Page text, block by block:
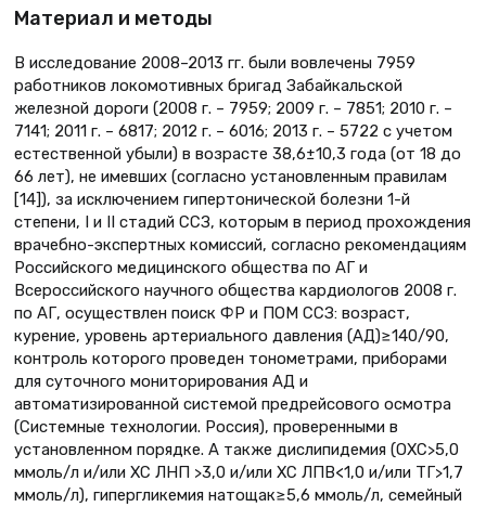
Материал и методы
В исследование 2008–2013 гг. были вовлечены 7959
работников локомотивных бригад Забайкальской
железной дороги (2008 г. – 7959; 2009 г. – 7851; 2010 г. –
7141; 2011 г. – 6817; 2012 г. – 6016; 2013 г. – 5722 с учетом
естественной убыли) в возрасте 38,6±10,3 года (от 18 до
66 лет), не имевших (согласно установленным правилам
[14]), за исключением гипертонической болезни 1-й
степени, I и II стадий ССЗ, которым в период прохождения
врачебно-экспертных комиссий, согласно рекомендациям
Российского медицинского общества по АГ и
Всероссийского научного общества кардиологов 2008 г.
по АГ, осуществлен поиск ФР и ПОМ ССЗ: возраст,
курение, уровень артериального давления (АД)≥140/90,
контроль которого проведен тонометрами, приборами
для суточного мониторирования АД и
автоматизированной системой предрейсового осмотра
(Системные технологии. Россия), проверенными в
установленном порядке. А также дислипидемия (ОХС>5,0
ммоль/л и/или ХС ЛНП >3,0 и/или ХС ЛПВ<1,0 и/или ТГ>1,7
ммоль/л), гипергликемия натощак≥5,6 ммоль/л, семейный